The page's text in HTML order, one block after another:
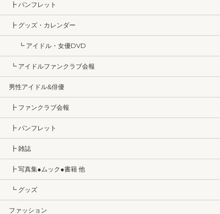
┣ パンフレット
┣ グッズ・カレンダー
┗ アイドル・女優DVD
┗ アイドルファンクラブ会報
男性アイドル&俳優
┣ ファンクラブ会報
┣ パンフレット
┣ 雑誌
┣ 写真集●ムック●書籍 他
┗ グッズ
ファッション